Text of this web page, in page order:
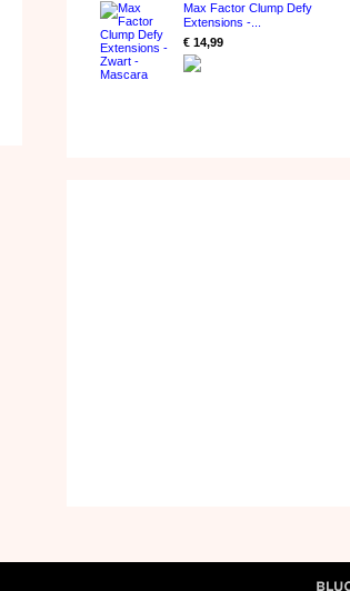
Max Factor Clump Defy
Extensions -...
€ 14,99